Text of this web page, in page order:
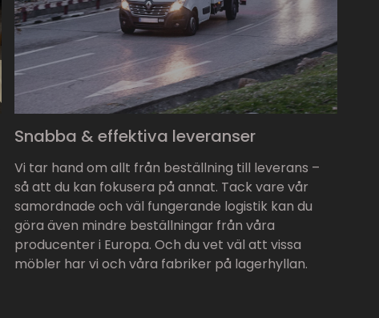
Snabba & effektiva leveranser
Vi tar hand om allt från beställning till leverans –
så att du kan fokusera på annat. Tack vare vår
samordnade och väl fungerande logistik kan du
göra även mindre beställningar från våra
producenter i Europa. Och du vet väl att vissa
möbler har vi och våra fabriker på lagerhyllan.